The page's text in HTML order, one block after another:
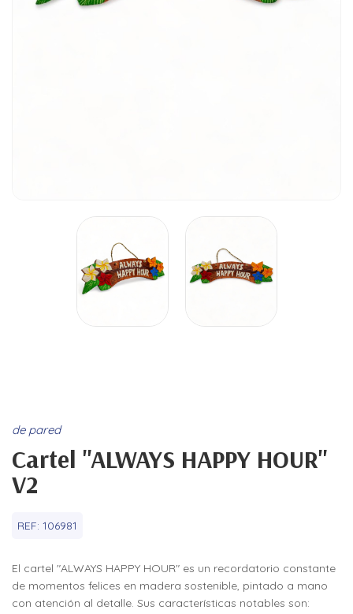
de pared
Cartel "ALWAYS HAPPY HOUR"
V2
REF: 106981
El cartel "ALWAYS HAPPY HOUR" es un recordatorio constante
de momentos felices en madera sostenible, pintado a mano
con atención al detalle. Sus características notables son: